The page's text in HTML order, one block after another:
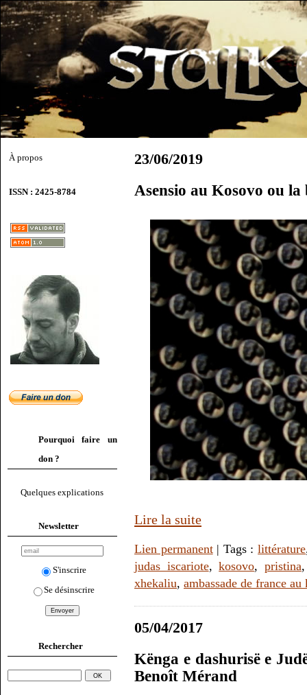
À propos
ISSN : 2425-8784
Pourquoi faire un
don ?
Quelques explications
Newsletter
S'inscrire
Se désinscrire
Rechercher
23/06/2019
Asensio au Kosovo ou la
Lire la suite
Lien permanent| Tags :littérature
judas iscariote,kosovo, pristina
xhekaliu, ambassade de france au
05/04/2017
Kënga e dashurisë e
Benoît Mérand